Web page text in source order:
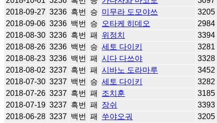
2018-09-27 3236 흑번 승 미무라 도모야쓰
3205
2018-09-06 3236 백번 승 오타케 히데오
2984
2018-08-30 3236 흑번 패 위정치
3394
2018-08-26 3236 백번 승 세토 다이키
3281
2018-08-23 3236 백번 패 시다 다쓰야
3328
2018-08-02 3237 흑번 패 시바노 도라마루
3452
2018-07-30 3237 백번 승 세토 다이키
3282
2018-07-26 3237 흑번 패 조치훈
3185
2018-07-19 3237 흑번 패 장쉬
3393
2018-06-28 3237 백번 패 쑤야오궈
3205